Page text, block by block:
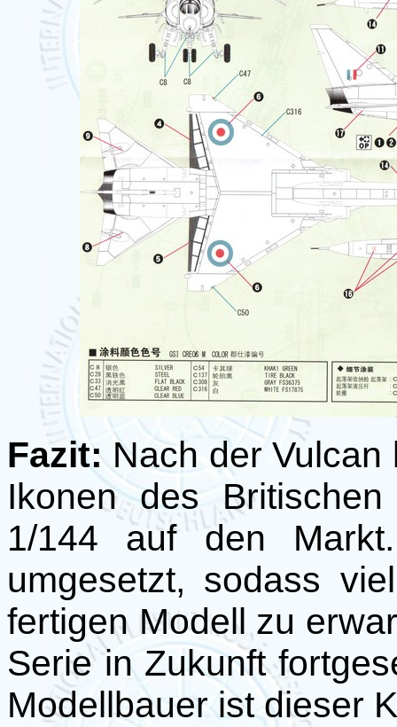
Fazit: Nach der
Ikonen des
1/144 auf den
umgesetzt, sodass
fertigen Modell zu
Serie in Zukunft
Modellbauer ist dieser